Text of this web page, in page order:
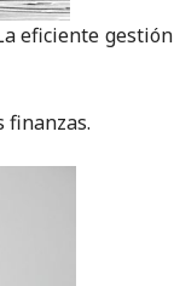
eficiente gestión
finanzas.